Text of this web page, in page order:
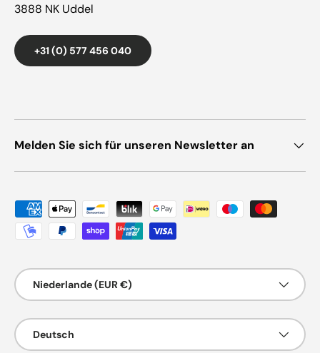
3888 NK Uddel
+31 (0) 577 456 040
Melden Sie sich für unseren Newsletter an
Zahlungsmethoden
Land/Region
Niederlande (EUR €)
Sprache
Deutsch